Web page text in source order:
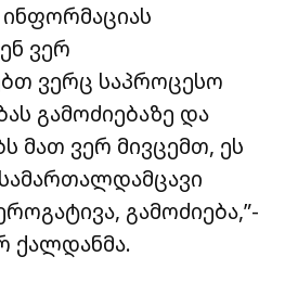
ვერ
ვერც საპროცესო
გამოძიებაზე და
მათ ვერ მივცემთ, ეს
გამოძიება,”-
ქალდანმა.